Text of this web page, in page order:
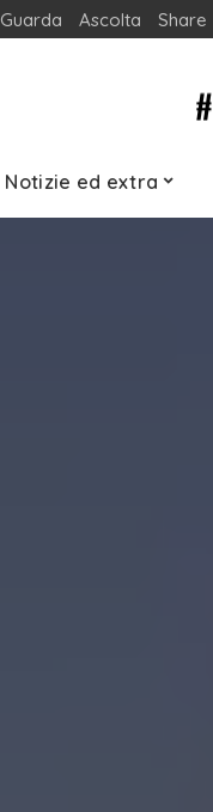
Guarda Ascolta Share
Notizie ed extra